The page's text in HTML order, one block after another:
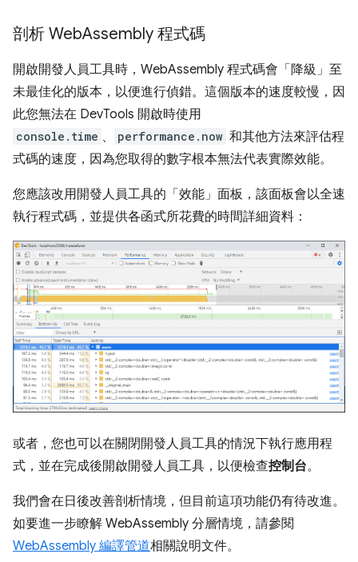
剖析 WebAssembly 程式碼
開啟開發人員工具時，WebAssembly 程式碼會「降級」至
未最佳化的版本，以便進行偵錯。這個版本的速度較慢，因
此您無法在 DevTools 開啟時使用
console.time 、 performance.now 和其他方法來評估程
式碼的速度，因為您取得的數字根本無法代表實際效能。
您應該改用開發人員工具的「效能」面板 ，該面板會以全速
執行程式碼，並提供各函式所花費的時間詳細資料：
或者，您也可以在關閉開發人員工具的情況下執行應用程
式，並在完成後開啟開發人員工具，以便檢查控制台。
我們會在日後改善剖析情境，但目前這項功能仍有待改進。
如要進一步瞭解 WebAssembly 分層情境，請參閱
WebAssembly 編譯管道相關說明文件。